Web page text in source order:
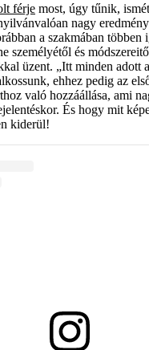
férje most, úgy tűnik,
nagy
a szakmában többen
személyétől és
üzent. „Itt minden adott
ehhez pedig az
való hozzáállása, ami
És hogy mit
kiderül!